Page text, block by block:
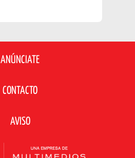
ANÚNCIATE
CONTACTO
AVISO